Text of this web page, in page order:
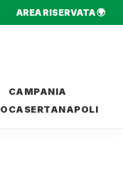
AREA RISERVATA 🌍
CAMPANIA
CASERTANAPOLI